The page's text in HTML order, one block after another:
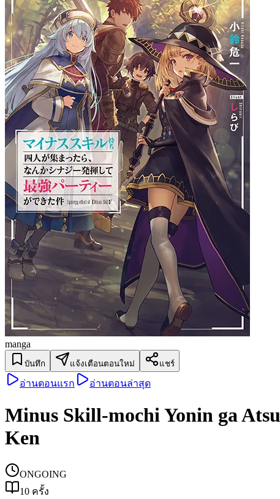
manga
บันทึก แจ้งเตือนตอนใหม่ แชร์
อ่านตอนแรก อ่านตอนล่าสุด
Minus Skill-mochi Yonin ga
Ken
ONGOING
10 ครั้ง